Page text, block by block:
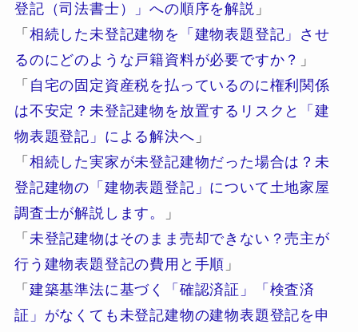
登記（司法書士）」への順序を解説 」
「 相続した未登記建物を「建物表題登記」させ
るのにどのような戸籍資料が必要ですか？ 」
「 自宅の固定資産税を払っているのに権利関係
は不安定？未登記建物を放置するリスクと「建
物表題登記」による解決へ 」
「 相続した実家が未登記建物だった場合は？未
登記建物の「建物表題登記」について土地家屋
調査士が解説します。
」
「 未登記建物はそのまま売却できない？売主が
行う建物表題登記の費用と手順 」
「 建築基準法に基づく「確認済証」「検査済
証」がなくても未登記建物の建物表題登記を申